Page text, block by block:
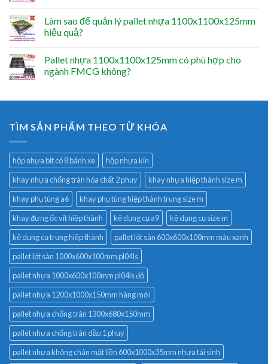
Làm sao để quản lý pallet nhựa 1100x1100x125mm
hiệu quả?
Pallet nhựa 1100x1100x125mm có phù hợp cho
ngành FMCG không?
TÌM SẢN PHẨM THEO TỪ KHÓA
hộp nhựa bít có 8 bánh xe
hộp nhựa kín
khay nhựa chống tràn hóa chất 2 phuy
khay nhựa hiệp thành size m
khay phụ tùng a6
khay phụ tùng hiệp thành trung size m
khay đựng ốc vít hiệp thành
kệ dụng cụ a9
kệ dụng cụ size m
kệ dụng cụ trung hiệp thành
pallet lót sàn 600x600x100mm màu xanh
pallet lót sàn 1000x600x100mm pl04ls
pallet nhựa 1000x600x100mm pl04ls đỏ
pallet nhựa 1200x1000x150mm hàng mới
pallet nhựa chống tràn 1300x680x150mm
pallet nhựa chống tràn dầu 1 phuy
pallet nhựa không chân mặt liền 600x1000x35mm nhựa tái sinh